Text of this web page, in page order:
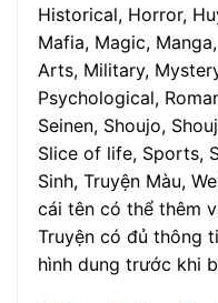
Historical, Horror,
Mafia, Magic,
Arts, Military,
Psychological,
Seinen, Shoujo,
Slice of life, Sports,
Sinh, Truyện Màu,
cái tên có thể thêm
Truyện có đủ thông
hình dung trước khi